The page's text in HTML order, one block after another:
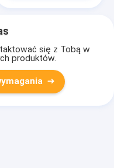
się z Tobą w
produktów.